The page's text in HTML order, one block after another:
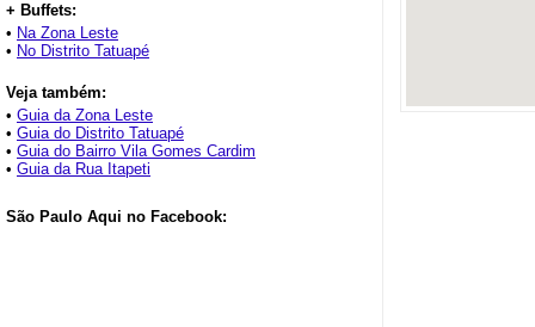
+ Buffets:
• Na Zona Leste
• No Distrito Tatuapé
Veja também:
• Guia da Zona Leste
• Guia do Distrito Tatuapé
• Guia do Bairro Vila Gomes Cardim
• Guia da Rua Itapeti
São Paulo Aqui no Facebook: